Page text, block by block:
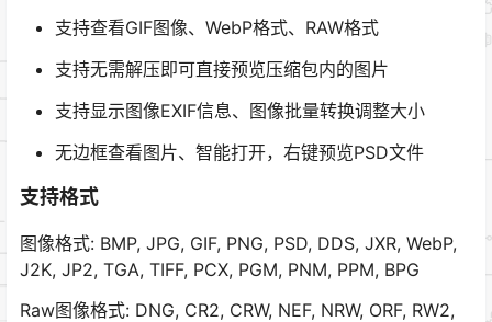
支持查看GIF图像、WebP格式、RAW格式
支持无需解压即可直接预览压缩包内的图片
支持显示图像EXIF信息、图像批量转换调整大小
无边框查看图片、智能打开，右键预览PSD文件
支持格式
图像格式: BMP, JPG, GIF, PNG, PSD, DDS, JXR, WebP,
J2K, JP2, TGA, TIFF, PCX, PGM, PNM, PPM, BPG
Raw图像格式: DNG, CR2, CRW, NEF, NRW, ORF, RW2,